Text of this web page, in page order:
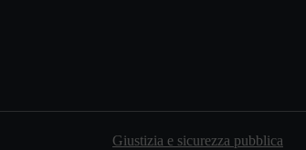
Giustizia e sicurezza pubblica